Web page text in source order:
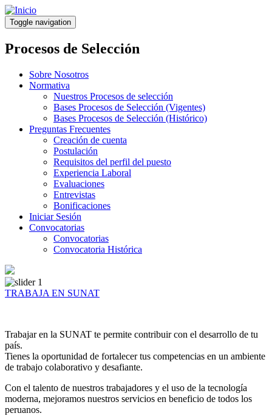
Pasar
al
contenido
principal
Toggle navigation
Procesos de Selección
Sobre Nosotros
Normativa
Nuestros Procesos de selección
Bases Procesos de Selección (Vigentes)
Bases Procesos de Selección (Histórico)
Preguntas Frecuentes
Creación de cuenta
Postulación
Requisitos del perfil del puesto
Experiencia Laboral
Evaluaciones
Entrevistas
Bonificaciones
Iniciar Sesión
Convocatorias
Convocatorias
Convocatoria Histórica
TRABAJA EN SUNAT
Trabajar en la SUNAT te permite contribuir con el desarrollo de tu
país.
Tienes la oportunidad de fortalecer tus competencias en un ambiente
de trabajo colaborativo y desafiante.
Con el talento de nuestros trabajadores y el uso de la tecnología
moderna, mejoramos nuestros servicios en beneficio de todos los
peruanos.